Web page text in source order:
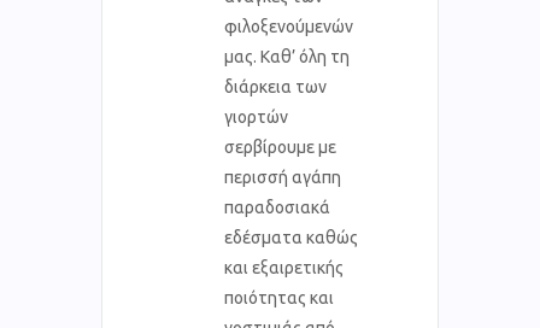
φιλοξενούμενών
μας. Καθ’ όλη τη
διάρκεια των
γιορτών
σερβίρουμε με
περισσή αγάπη
παραδοσιακά
εδέσματα καθώς
και εξαιρετικής
ποιότητας και